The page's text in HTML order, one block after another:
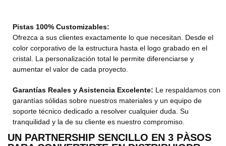
Pistas 100% Customizables:
Ofrezca a sus clientes exactamente lo que necesitan. Desde el
color corporativo de la estructura hasta el logo grabado en el
cristal. La personalización total le permite diferenciarse y
aumentar el valor de cada proyecto.
Garantías Reales y Asistencia Excelente: Le respaldamos con
garantías sólidas sobre nuestros materiales y un equipo de
soporte técnico dedicado a resolver cualquier duda. Su
tranquilidad y la de su cliente es nuestro compromiso.
UN PARTNERSHIP SENCILLO EN 3 PÀSOS